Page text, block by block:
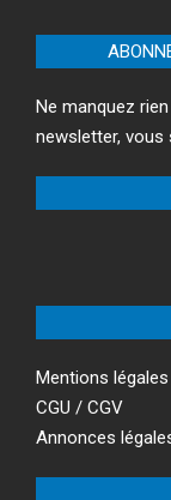
Ne manquez
newsletter, vous
Mentions légales
CGU / CGV
Annonces